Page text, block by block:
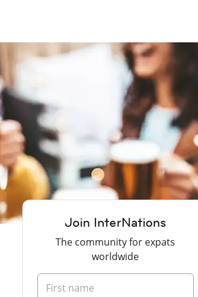
Join InterNations
The community for expats
worldwide